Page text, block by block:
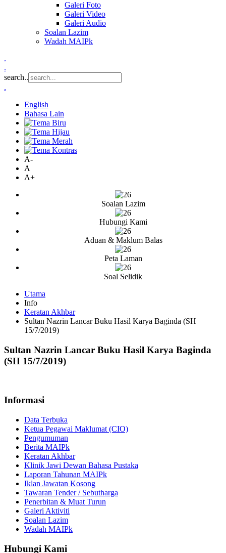
Galeri Foto
Galeri Video
Galeri Audio
Soalan Lazim
Wadah MAIPk
.
.
search..
.
English
Bahasa Lain
A-
A
A+
Soalan Lazim
Hubungi Kami
Aduan & Maklum Balas
Peta Laman
Soal Selidik
Utama
Info
Keratan Akhbar
Sultan Nazrin Lancar Buku Hasil Karya Baginda (SH
15/7/2019)
Sultan Nazrin Lancar Buku Hasil Karya Baginda
(SH 15/7/2019)
Informasi
Data Terbuka
Ketua Pegawai Maklumat (CIO)
Pengumuman
Berita MAIPk
Keratan Akhbar
Klinik Jawi Dewan Bahasa Pustaka
Laporan Tahunan MAIPk
Iklan Jawatan Kosong
Tawaran Tender / Sebutharga
Penerbitan & Muat Turun
Galeri Aktiviti
Soalan Lazim
Wadah MAIPk
Hubungi Kami